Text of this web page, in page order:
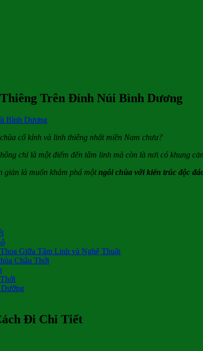
Trên Đỉnh Núi Bình Dương
cổ kính và linh thiêng nhất miền Nam chưa?
chỉ là một điểm đến tâm linh mà còn là nơi có khung
giản là muốn khám phá mộtngôi chùa với kiến trúc độc
Giữa Tâm Linh và Nghệ Thuật
Châu Thới
Đi Chi Tiết